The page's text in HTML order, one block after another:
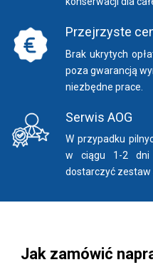
Przejrzyste
Brak ukrytych
poza gwarancją
niezbędne prace.
Serwis AOG
W przypadku
w ciągu 1-2 dni
dostarczyć zestaw
Jak zamówić